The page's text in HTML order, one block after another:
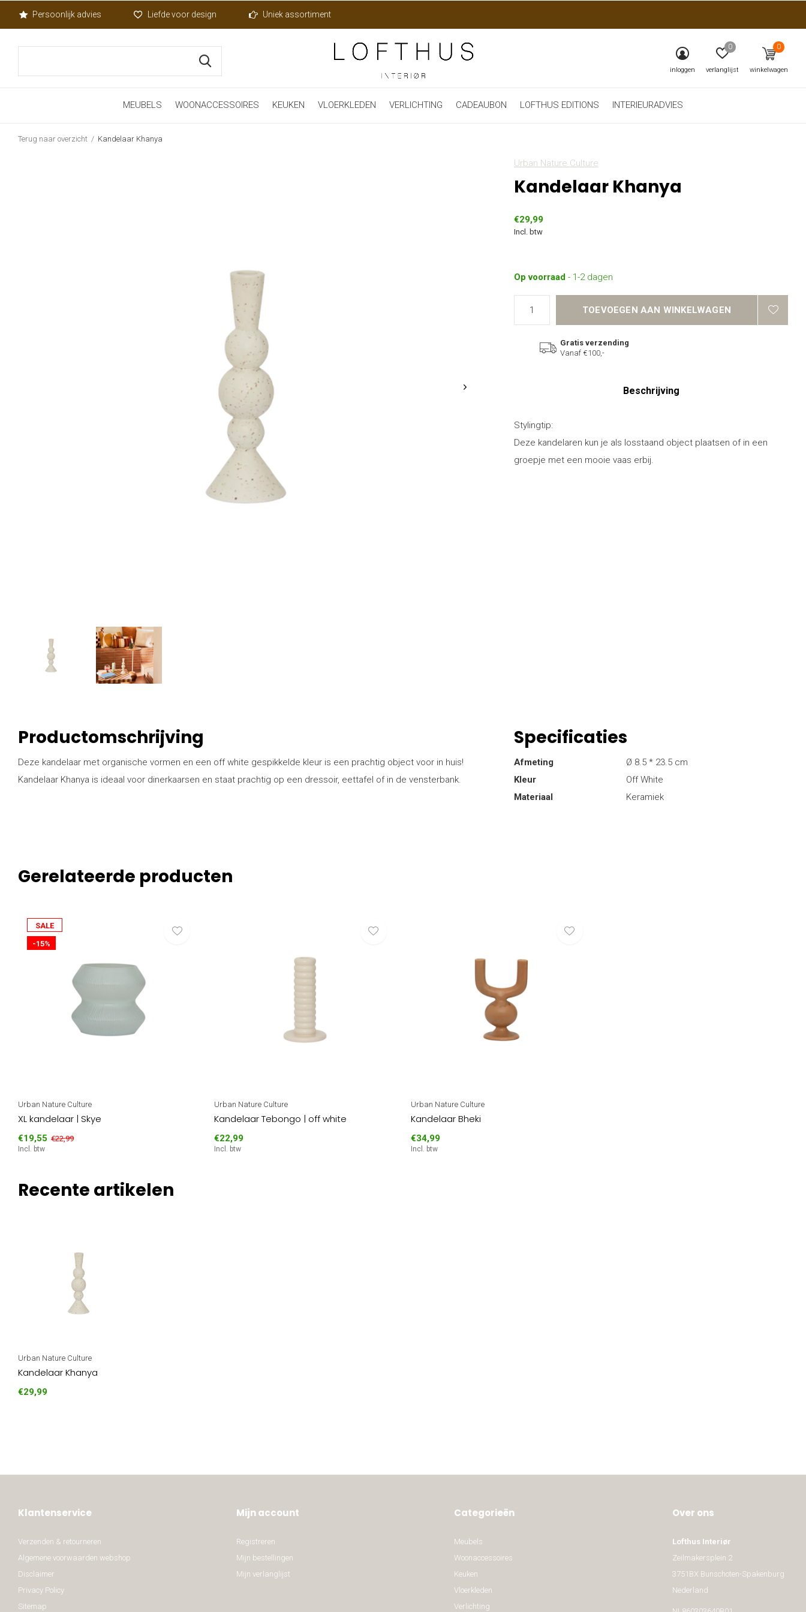
MEUBELS WOONACCESSOIRES KEUKEN VLOERKLEDEN VERLICHTING CADEAUBON LOFTHUS EDITIONS INTERIEURADVIES
inloggen verlanglijst
0
winkelwagen
0
Persoonlijk advies Liefde voor design Uniek assortiment
Terug naar overzicht Kandelaar Khanya
Urban Nature Culture
Kandelaar Khanya
€29,99
Incl. btw
Op voorraad - 1-2 dagen
TOEVOEGEN AAN WINKELWAGEN
Gratis verzending
Vanaf €100,-
Beschrijving
Stylingtip:
Deze kandelaren kun je als losstaand object plaatsen of in een
groepje met een mooie vaas erbij.
Productomschrijving
Deze kandelaar met organische vormen en een off white gespikkelde kleur is een prachtig object voor in huis!
Kandelaar Khanya is ideaal voor dinerkaarsen en staat prachtig op een dressoir, eettafel of in de vensterbank.
Specificaties
Afmeting
Ø 8.5 * 23.5 cm
Kleur
Off White
Materiaal
Keramiek
Gerelateerde producten
SALE
-15%
Urban Nature Culture
XL kandelaar | Skye
€19,55 €22,99
Incl. btw
Urban Nature Culture
Kandelaar Tebongo | off white
€22,99
Incl. btw
Urban Nature Culture
Kandelaar Bheki
€34,99
Incl. btw
Recente artikelen
Urban Nature Culture
Kandelaar Khanya
€29,99
Klantenservice
Verzenden & retourneren
Algemene voorwaarden webshop
Disclaimer
Privacy Policy
Sitemap
Mijn account
Registreren
Mijn bestellingen
Mijn verlanglijst
Categorieën
Meubels
Woonaccessoires
Keuken
Vloerkleden
Verlichting
Over ons
Lofthus Interiør
Zeilmakersplein 2
3751BX Bunschoten-Spakenburg
Nederland